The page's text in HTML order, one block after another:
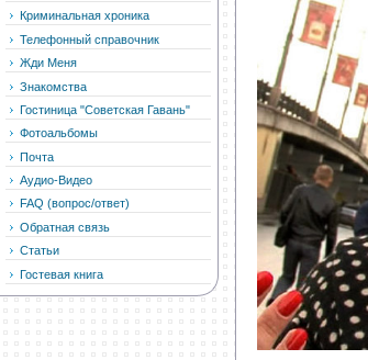
Криминальная хроника
Телефонный справочник
Жди Меня
Знакомства
Гостиница "Советская Гавань"
Фотоальбомы
Почта
Аудио-Видео
FAQ (вопрос/ответ)
Обратная связь
Статьи
Гостевая книга